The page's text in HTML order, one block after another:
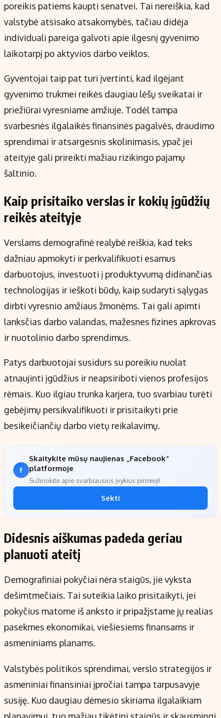
poreikis patiems kaupti senatvei. Tai nereiškia, kad
valstybė atsisako atsakomybės, tačiau didėja
individuali pareiga galvoti apie ilgesnį gyvenimo
laikotarpį po aktyvios darbo veiklos.
Gyventojai taip pat turi įvertinti, kad ilgėjant
gyvenimo trukmei reikės daugiau lėšų sveikatai ir
priežiūrai vyresniame amžiuje. Todėl tampa
svarbesnės ilgalaikės finansinės pagalvės, draudimo
sprendimai ir atsargesnis skolinimasis, ypač jei
ateityje gali prireikti mažiau rizikingo pajamų
šaltinio.
Kaip prisitaiko verslas ir kokių įgūdžių
reikės ateityje
Verslams demografinė realybė reiškia, kad teks
dažniau apmokyti ir perkvalifikuoti esamus
darbuotojus, investuoti į produktyvumą didinančias
technologijas ir ieškoti būdų, kaip sudaryti sąlygas
dirbti vyresnio amžiaus žmonėms. Tai gali apimti
lanksčias darbo valandas, mažesnes fizines apkrovas
ir nuotolinio darbo sprendimus.
Patys darbuotojai susidurs su poreikiu nuolat
atnaujinti įgūdžius ir neapsiriboti vienos profesijos
rėmais. Kuo ilgiau trunka karjera, tuo svarbiau turėti
gebėjimų persikvalifikuoti ir prisitaikyti prie
besikeičiančių darbo vietų reikalavimų.
Skaitykite mūsų naujienas „Facebook“
platformoje
Sužinokite apie svarbiausius įvykius pirmieji!
Sekti
Didesnis aiškumas padeda geriau
planuoti ateitį
Demografiniai pokyčiai nėra staigūs, jie vyksta
dešimtmečiais. Tai suteikia laiko prisitaikyti, jei
pokyčius matome iš anksto ir pripažįstame jų realias
pasekmes ekonomikai, viešiesiems finansams ir
asmeniniams planams.
Valstybės politikos sprendimai, verslo strategijos ir
asmeniniai finansiniai įpročiai tampa tarpusavyje
susiję. Kuo daugiau dėmesio skiriama ilgalaikiam